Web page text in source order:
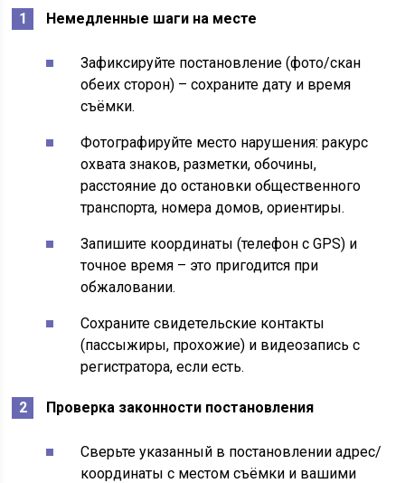
Немедленные шаги на месте
Зафиксируйте постановление (фото/скан
обеих сторон) – сохраните дату и время
съёмки.
Фотографируйте место нарушения: ракурс
охвата знаков, разметки, обочины,
расстояние до остановки общественного
транспорта, номера домов, ориентиры.
Запишите координаты (телефон с GPS) и
точное время – это пригодится при
обжаловании.
Сохраните свидетельские контакты
(пассыжиры, прохожие) и видеозапись с
регистратора, если есть.
Проверка законности постановления
Сверьте указанный в постановлении адрес/
координаты с местом съёмки и вашими